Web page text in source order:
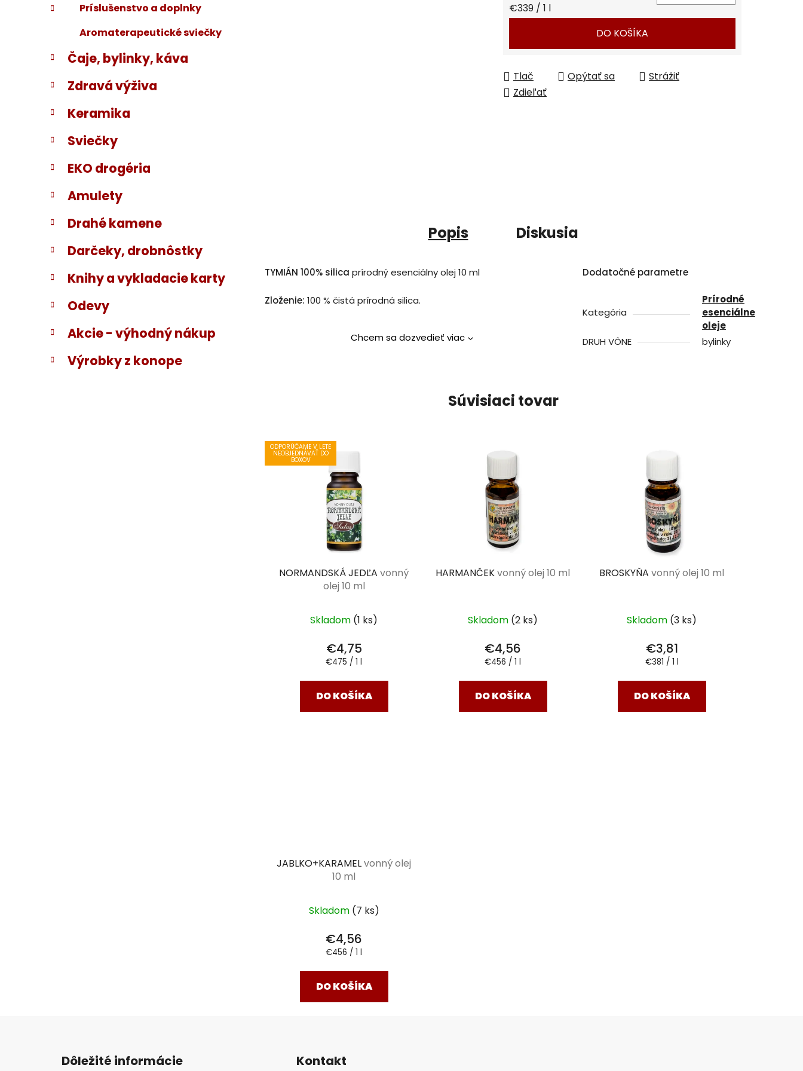
Príslušenstvo a doplnky
Aromaterapeutické sviečky
Čaje, bylinky, káva
Zdravá výživa
Keramika
Sviečky
EKO drogéria
Amulety
Drahé kamene
Darčeky, drobnôstky
Knihy a vykladacie karty
Odevy
Akcie - výhodný nákup
Výrobky z konope
Jednotková cena:
€339 / 1 l
DO KOŠÍKA
Tlač Opýtať sa
Strážiť
Zdieľať
Popis Diskusia
TYMIÁN 100% silica prírodný esenciálny olej 10 ml
Zloženie: 100 % čistá prírodná silica.
Chcem sa dozvedieť viac
Dodatočné parametre
Kategória
Prírodné
esenciálne
oleje
DRUH VÔNE
bylinky
Súvisiaci tovar
ODPORÚČAME V LETE
NEOBJEDNÁVAŤ DO
BOXOV
NORMANDSKÁ JEDĽAvonný
olej 10 ml
Skladom (1 ks)
€4,75
Jednotková
€475 / 1 l
DO KOŠÍKA
HARMANČEKvonný olej 10 ml
Skladom (2 ks)
€4,56
Jednotková
€456 / 1 l
DO KOŠÍKA
BROSKYŇAvonný olej 10 ml
Skladom (3 ks)
€3,81
Jednotková
€381 / 1 l
DO KOŠÍKA
JABLKO+KARAMELvonný olej
10 ml
Skladom (7 ks)
€4,56
Jednotková
€456 / 1 l
DO KOŠÍKA
Dôležité informácie Kontakt